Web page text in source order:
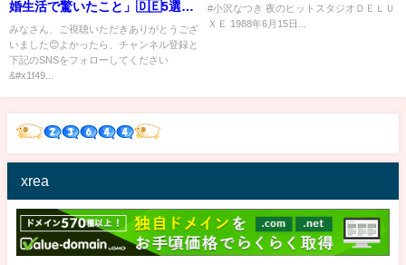
婚生活で驚いたこと」🇩🇪5選
【日本だけ違う文化】
みなさん、ご視聴いただきありがとうござ
いました😊よかったら、チャンネル登録と
下記のSNSをフォローしてください
&#x1f49...
#小沢なつき 夜のヒットスタジオＤＥＬＵ
ＸＥ 1988年6月15日...
xrea